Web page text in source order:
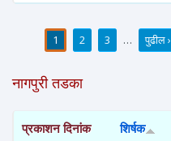
1 2 3 … पुढील ›
नागपुरी तडका
प्रकाशन दिनांक शिर्षक